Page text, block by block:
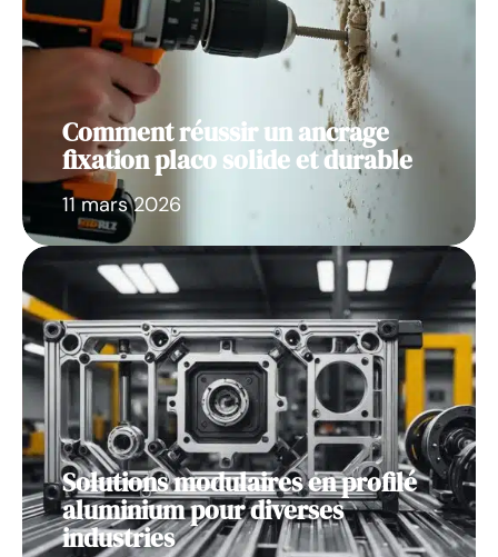
Comment réussir un ancrage
fixation placo solide et durable
11 mars 2026
Solutions modulaires en profilé
aluminium pour diverses
industries